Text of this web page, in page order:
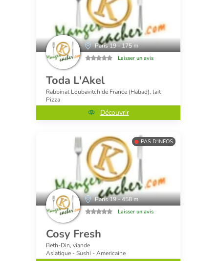
Paris 19 - 175 m
Laisser un avis
Toda L'Akel
Rabbinat Loubavitch de France (Habad), lait
Pizza
Découvrir
PAS D'INFOS
Paris 19 - 458 m
Laisser un avis
Cosy Fresh
Beth-Din, viande
Asiatique - Sushi - Americaine